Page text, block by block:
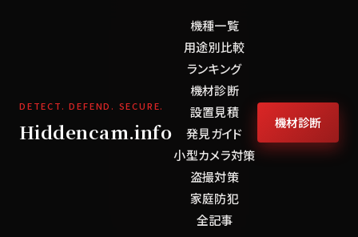
DETECT. DEFEND. SECURE.
Hiddencam.info
機種一覧
用途別比較
ランキング
機材診断
設置見積
発見ガイド
小型カメラ対策
盗撮対策
家庭防犯
全記事
機材診断